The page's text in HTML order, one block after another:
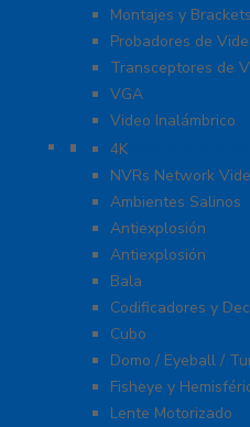
Montajes y
Probadores de
Transceptores de
VGA
Video Inalámbrico
Cámaras IP y NVRs
4K
NVRs Network
Ambientes Salinos
Antiexplosión
Antiexplosión
Bala
Codificadores y
Cubo
Domo / Eyeball /
Fisheye y
Lente Motorizado